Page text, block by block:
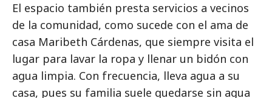
El espacio también presta servicios a vecinos
de la comunidad, como sucede con el ama de
casa Maribeth Cárdenas, que siempre visita el
lugar para lavar la ropa y llenar un bidón con
agua limpia. Con frecuencia, lleva agua a su
casa, pues su familia suele quedarse sin agua